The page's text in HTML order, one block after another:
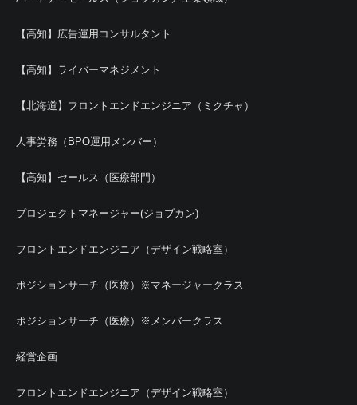
【高知】広告運用コンサルタント
【高知】ライバーマネジメント
【北海道】フロントエンドエンジニア（ミクチャ）
人事労務（BPO運用メンバー）
【高知】セールス（医療部門）
プロジェクトマネージャー(ジョブカン)
フロントエンドエンジニア（デザイン戦略室）
ポジションサーチ（医療）※マネージャークラス
ポジションサーチ（医療）※メンバークラス
経営企画
フロントエンドエンジニア（デザイン戦略室）